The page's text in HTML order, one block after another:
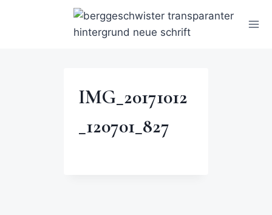
IMG_20171012
_120701_827